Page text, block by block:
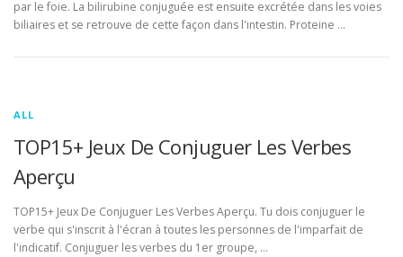
par le foie. La bilirubine conjuguée est ensuite excrétée dans les voies
biliaires et se retrouve de cette façon dans l'intestin. Proteine …
ALL
TOP15+ Jeux De Conjuguer Les Verbes
Aperçu
TOP15+ Jeux De Conjuguer Les Verbes Aperçu. Tu dois conjuguer le
verbe qui s'inscrit à l'écran à toutes les personnes de l'imparfait de
l'indicatif. Conjuguer les verbes du 1er groupe, …